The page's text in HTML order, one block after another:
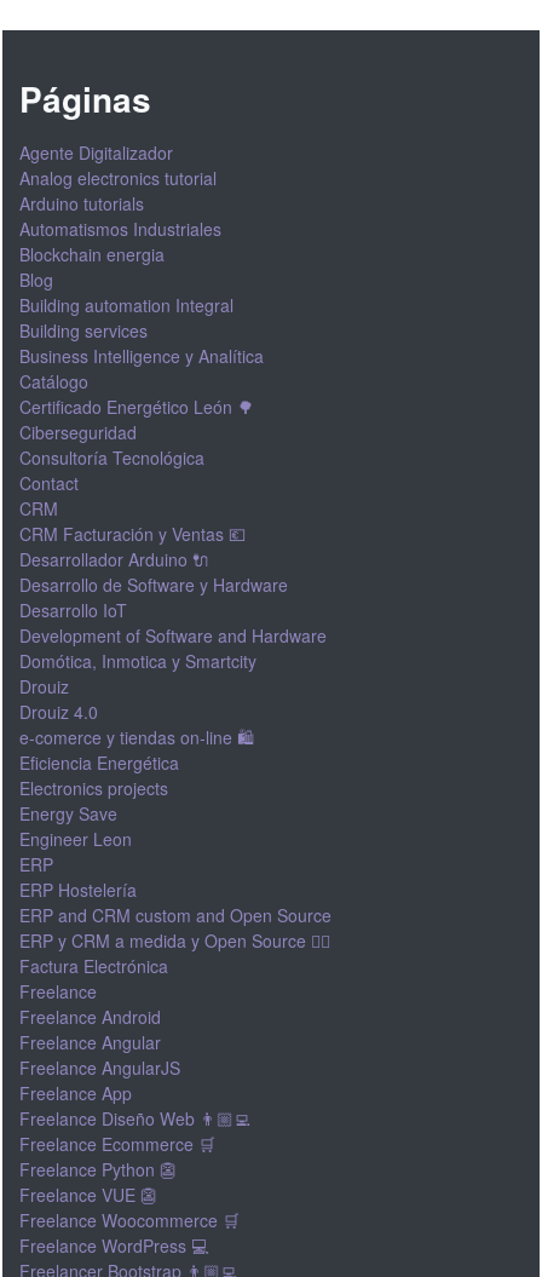
Páginas
Agente Digitalizador
Analog electronics tutorial
Arduino tutorials
Automatismos Industriales
Blockchain energia
Blog
Building automation Integral
Building services
Business Intelligence y Analítica
Catálogo
Certificado Energético León 🌳
Ciberseguridad
Consultoría Tecnológica
Contact
CRM
CRM Facturación y Ventas 💶
Desarrollador Arduino 🔌
Desarrollo de Software y Hardware
Desarrollo IoT
Development of Software and Hardware
Domótica, Inmotica y Smartcity
Drouiz
Drouiz 4.0
e-comerce y tiendas on-line 🛍
Eficiencia Energética
Electronics projects
Energy Save
Engineer Leon
ERP
ERP Hostelería
ERP and CRM custom and Open Source
ERP y CRM a medida y Open Source 👍🏽
Factura Electrónica
Freelance
Freelance Android
Freelance Angular
Freelance AngularJS
Freelance App
Freelance Diseño Web 👨🏼‍💻
Freelance Ecommerce 🛒
Freelance Python 👺
Freelance VUE 👺
Freelance Woocommerce 🛒
Freelance WordPress 💻
Freelancer Bootstrap 👨🏼‍💻